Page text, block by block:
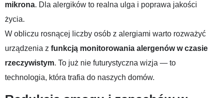
mikrona. Dla alergików to realna ulga i poprawa jakości
życia.
W obliczu rosnącej liczby osób z alergiami warto rozważyć
urządzenia z funkcją monitorowania alergenów w czasie
rzeczywistym. To już nie futurystyczna wizja — to
technologia, która trafia do naszych domów.